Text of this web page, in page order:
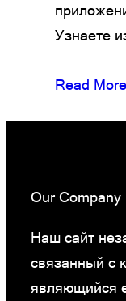
Узнаете
Read More
Our Company
Наш сайт
связанный с
являющийся